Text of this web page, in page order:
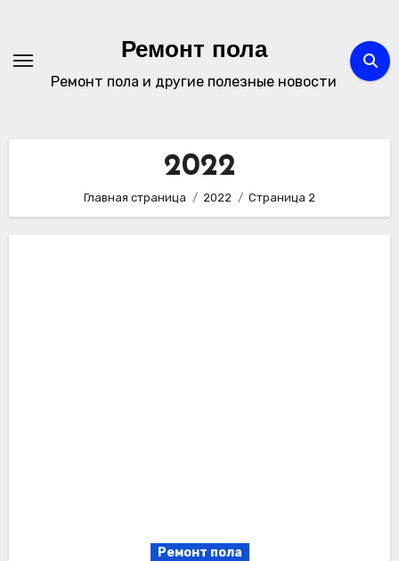
содержимому
Ремонт пола
Ремонт пола и другие полезные новости
2022
Главная страница 2022 Страница 2
Ремонт пола